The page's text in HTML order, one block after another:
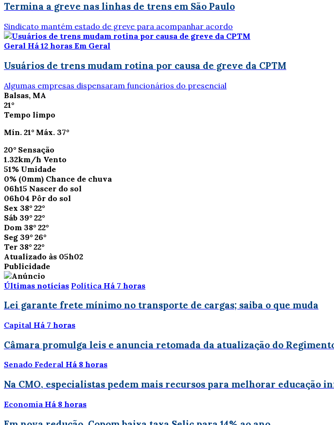
Termina a greve nas linhas de trens em São Paulo
Sindicato mantém estado de greve para acompanhar acordo
Geral Há 12 horas Em Geral
Usuários de trens mudam rotina por causa de greve da CPTM
Algumas empresas dispensaram funcionários do presencial
Balsas, MA
21°
Tempo limpo
Mín. 21° Máx. 37°
20° Sensação
1.32km/h Vento
51% Umidade
0% (0mm) Chance de chuva
06h15 Nascer do sol
06h04 Pôr do sol
Sex 38° 22°
Sáb 39° 22°
Dom 38° 22°
Seg 39° 26°
Ter 38° 22°
Atualizado às 05h02
Publicidade
Últimas notícias Política Há 7 horas
Lei garante frete mínimo no transporte de cargas; saiba o que muda
Capital Há 7 horas
Câmara promulga leis e anuncia retomada da atualização do
Senado Federal Há 8 horas
Na CMO, especialistas pedem mais recursos para melhorar educação
Economia Há 8 horas